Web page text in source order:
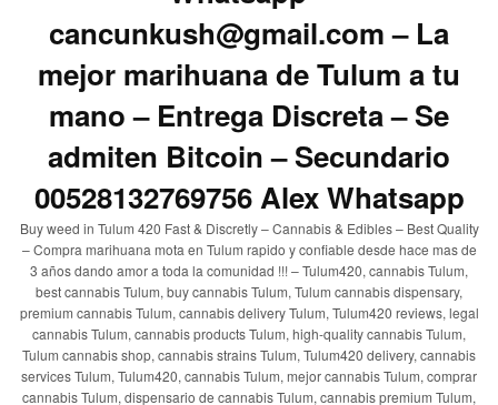
cancunkush@gmail.com – La
mejor marihuana de Tulum a tu
mano – Entrega Discreta – Se
admiten Bitcoin – Secundario
00528132769756 Alex Whatsapp
Buy weed in Tulum 420 Fast & Discretly – Cannabis & Edibles – Best Quality
– Compra marihuana mota en Tulum rapido y confiable desde hace mas de
3 años dando amor a toda la comunidad !!! – Tulum420, cannabis Tulum,
best cannabis Tulum, buy cannabis Tulum, Tulum cannabis dispensary,
premium cannabis Tulum, cannabis delivery Tulum, Tulum420 reviews, legal
cannabis Tulum, cannabis products Tulum, high-quality cannabis Tulum,
Tulum cannabis shop, cannabis strains Tulum, Tulum420 delivery, cannabis
services Tulum, Tulum420, cannabis Tulum, mejor cannabis Tulum, comprar
cannabis Tulum, dispensario de cannabis Tulum, cannabis premium Tulum,